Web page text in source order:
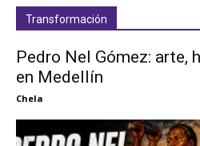
Transformación
Pedro Nel Gómez: arte,
en Medellín
Chela